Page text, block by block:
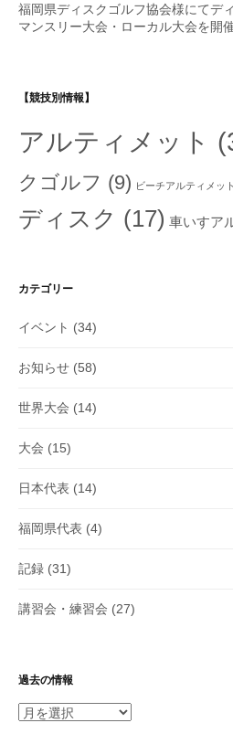
福岡県ディスクゴルフ協会様にてデ
マンスリー大会・ローカル大会を開
【競技別情報】
アルティメット
クゴルフ (9) ビーチアルティメット
ディスク (17) 車いすア
カテゴリー
イベント (34)
お知らせ (58)
世界大会 (14)
大会 (15)
日本代表 (14)
福岡県代表 (4)
記録 (31)
講習会・練習会 (27)
過去の情報
過